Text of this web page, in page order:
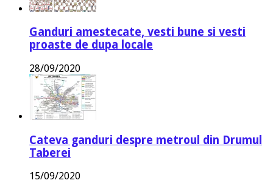
Ganduri amestecate, vesti bune si vesti
proaste de dupa locale
28/09/2020
Cateva ganduri despre metroul din Drumul
Taberei
15/09/2020